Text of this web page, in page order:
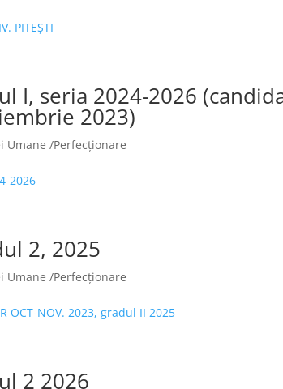
PITEȘTI
I, seria 2024-2026
2023)
Umane /Perfecționare
2026
2, 2025
Umane /Perfecționare
OCT-NOV. 2023, gradul II 2025
2 2026